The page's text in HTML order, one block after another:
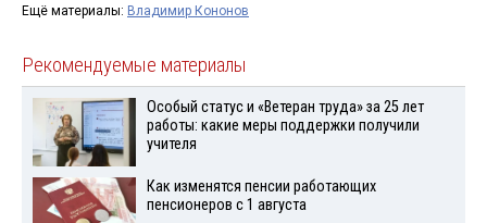
Ещё материалы: Владимир Кононов
Рекомендуемые материалы
Особый статус и «Ветеран труда» за 25 лет
работы: какие меры поддержки получили
учителя
Как изменятся пенсии работающих
пенсионеров с 1 августа